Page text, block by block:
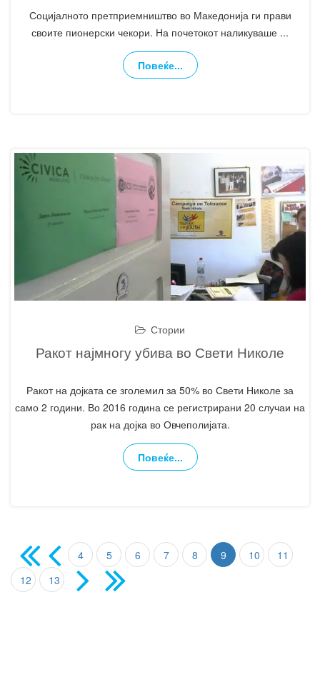
Социјалното претприемништво во Македонија ги прави
своите пионерски чекори. На почетокот наликуваше ...
Повеќе...
Стории
Ракот најмногу убива во Свети Николе
Ракот на дојката се зголемил за 50% во Свети Николе за
само 2 години. Во 2016 година се регистрирани 20 случаи на
рак на дојка во Овчеполијата.
Повеќе...
4 5 6 7 8 9 10
11
12
13